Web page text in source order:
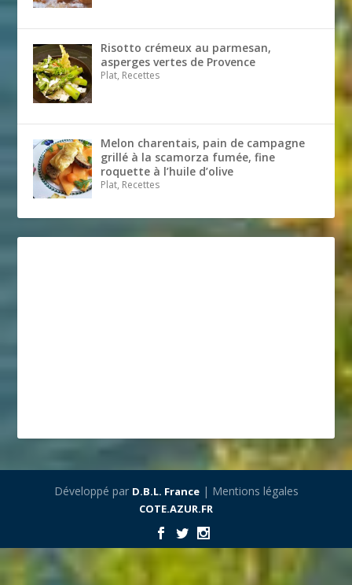
Risotto crémeux au parmesan,
asperges vertes de Provence
Plat, Recettes
Melon charentais, pain de campagne
grillé à la scamorza fumée, fine
roquette à l’huile d’olive
Plat, Recettes
Développé par D.B.L. France| Mentions légales
COTE.AZUR.FR